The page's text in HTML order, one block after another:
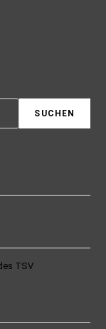
SUCHEN
TSV